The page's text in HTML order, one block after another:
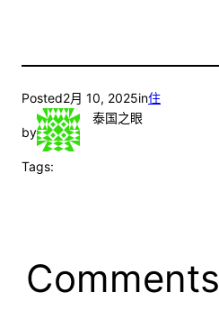
Posted2月 10, 2025in住
by
泰国之眼
Tags:
Comments